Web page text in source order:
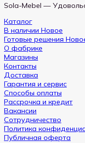
Sola-Mebel —
Каталог
В наличии
Готовые решения
О фабрике
Магазины
Контакты
Доставка
Гарантия и сервис
Способы оплаты
Рассрочка и кредит
Вакансии
Сотрудничество
Политика
Публичная оферта